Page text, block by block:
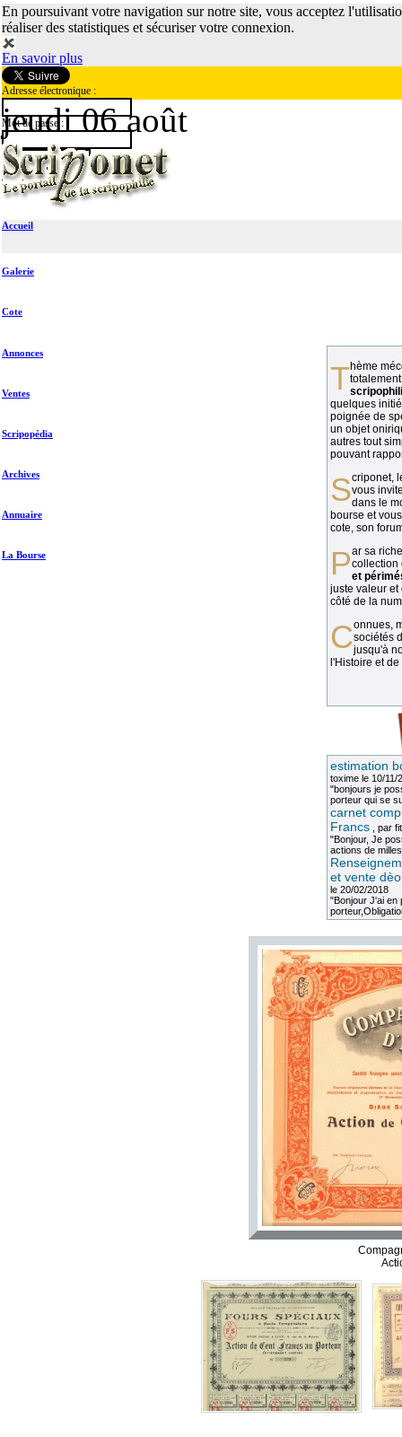
En poursuivant votre navigation sur notre site, vous acceptez
réaliser des statistiques et sécuriser votre connexion.
En savoir plus
Adresse électronique :
Mot de passe :
jeudi 06 août
Accueil
Galerie
Cote
Annonces
Ventes
Scripopédia
Archives
Annuaire
La Bourse
Thème méconnu des collectionneurs et
quelques
poignée de
un objet
autres tout
pouvant
vous
dans le
bourse et
cote, son
Par sa richesse et sa diversité, lacollection
et
juste valeur et
côté de la
Connues, méconnues, ou inconnues, lessociétés
jusqu'à
l'Histoire et
estimation
toximele 10/11/
"bonjours je
porteur qui se
carnet
Francs, par
"Bonjour, Je
actions de
et vente
le 20/02/2018
"Bonjour J'ai en